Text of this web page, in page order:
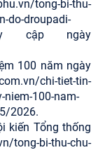
tong-bi-thu-
do-droupadi-
truy cập ngày
100 năm ngày
chi-tiet-tin-
niem-100-nam-
2026.
kiến Tổng thống
tong-bi-thu-chu-